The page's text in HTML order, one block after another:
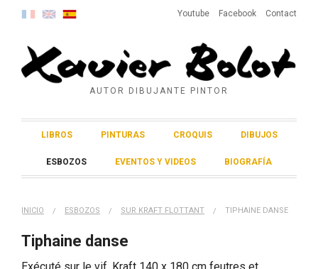
Youtube Facebook Contact
AUTOR DIBUJANTE PINTOR
LIBROS PINTURAS CROQUIS DIBUJOS
ESBOZOS EVENTOS Y VIDEOS BIOGRAFÍA
INICIO ESBOZOS SUR KRAFT FLOTTANT TIPHAINE DANSE
Tiphaine danse